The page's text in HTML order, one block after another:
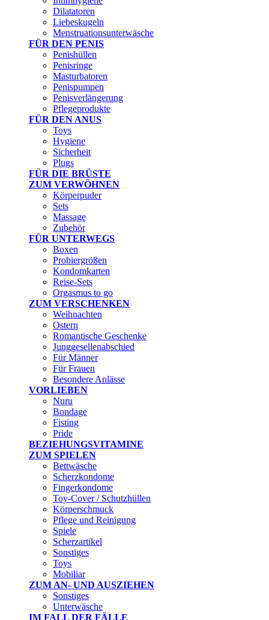
Dilatatoren
Liebeskugeln
Menstruationsunterwäsche
FÜR DEN PENIS
Penishüllen
Penisringe
Masturbatoren
Penispumpen
Penisverlängerung
Pflegeprodukte
FÜR DEN ANUS
Toys
Hygiene
Sicherheit
Plugs
FÜR DIE BRÜSTE
ZUM VERWÖHNEN
Körperpuder
Sets
Massage
Zubehör
FÜR UNTERWEGS
Boxen
Probiergrößen
Kondomkarten
Reise-Sets
Orgasmus to go
ZUM VERSCHENKEN
Weihnachten
Ostern
Romantische Geschenke
Junggesellenabschied
Für Männer
Für Frauen
Besondere Anlässe
VORLIEBEN
Nuru
Bondage
Fisting
Pride
BEZIEHUNGSVITAMINE
ZUM SPIELEN
Bettwäsche
Scherzkondome
Fingerkondome
Toy-Cover / Schutzhüllen
Körperschmuck
Pflege und Reinigung
Spiele
Scherzartikel
Sonstiges
Toys
Mobiliar
ZUM AN- UND AUSZIEHEN
Sonstiges
Unterwäsche
IM FALL DER FÄLLE